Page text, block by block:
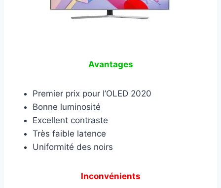
Avantages
Premier prix pour l’OLED 2020
Bonne luminosité
Excellent contraste
Très faible latence
Uniformité des noirs
Inconvénients